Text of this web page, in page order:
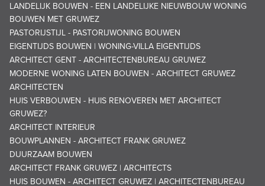
LANDELIJK BOUWEN - EEN LANDELIJKE NIEUWBOUW WONING
BOUWEN MET GRUWEZ
PASTORIJSTIJL - PASTORIJWONING BOUWEN
EIGENTIJDS BOUWEN | WONING-VILLA EIGENTIJDS
ARCHITECT GENT - ARCHITECTENBUREAU GRUWEZ
MODERNE WONING LATEN BOUWEN - ARCHITECT GRUWEZ
ARCHITECTEN
HUIS VERBOUWEN - HUIS RENOVEREN MET ARCHITECT
GRUWEZ?
ARCHITECT INTERIEUR
BOUWPLANNEN - ARCHITECT FRANK GRUWEZ
DUURZAAM BOUWEN
ARCHITECT FRANK GRUWEZ | ARCHITECTS
HUIS BOUWEN - ARCHITECT GRUWEZ | ARCHITECTENBUREAU